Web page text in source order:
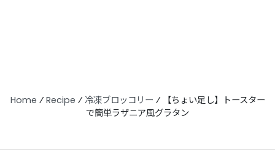
Home ⁄ Recipe ⁄ 冷凍ブロッコリー ⁄
【ちょい足し】トースター
で簡単ラザニア風グラタン